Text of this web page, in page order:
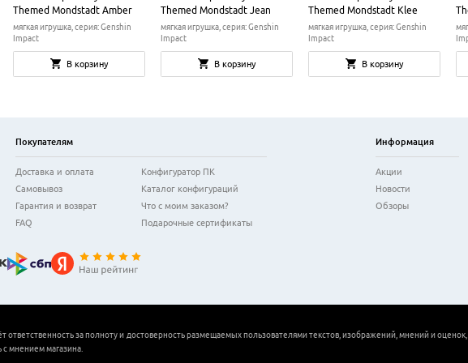
Themed Mondstadt Amber
мягкая игрушка, серия: Genshin
Impact
В корзину
Themed Mondstadt Jean
мягкая игрушка, серия: Genshin
Impact
В корзину
Themed Mondstadt Klee
мягкая игрушка, серия: Genshin
Impact
В корзину
Покупателям
Доставка и оплата
Самовывоз
Гарантия и возврат
FAQ
Конфигуратор ПК
Каталог конфигураций
Что с моим заказом?
Подарочные сертификаты
Информация
Акции
Новости
Обзоры
ответственность за полноту и достоверность размещаемых пользователями текстов, изображений, мнений и
мнением магазина.